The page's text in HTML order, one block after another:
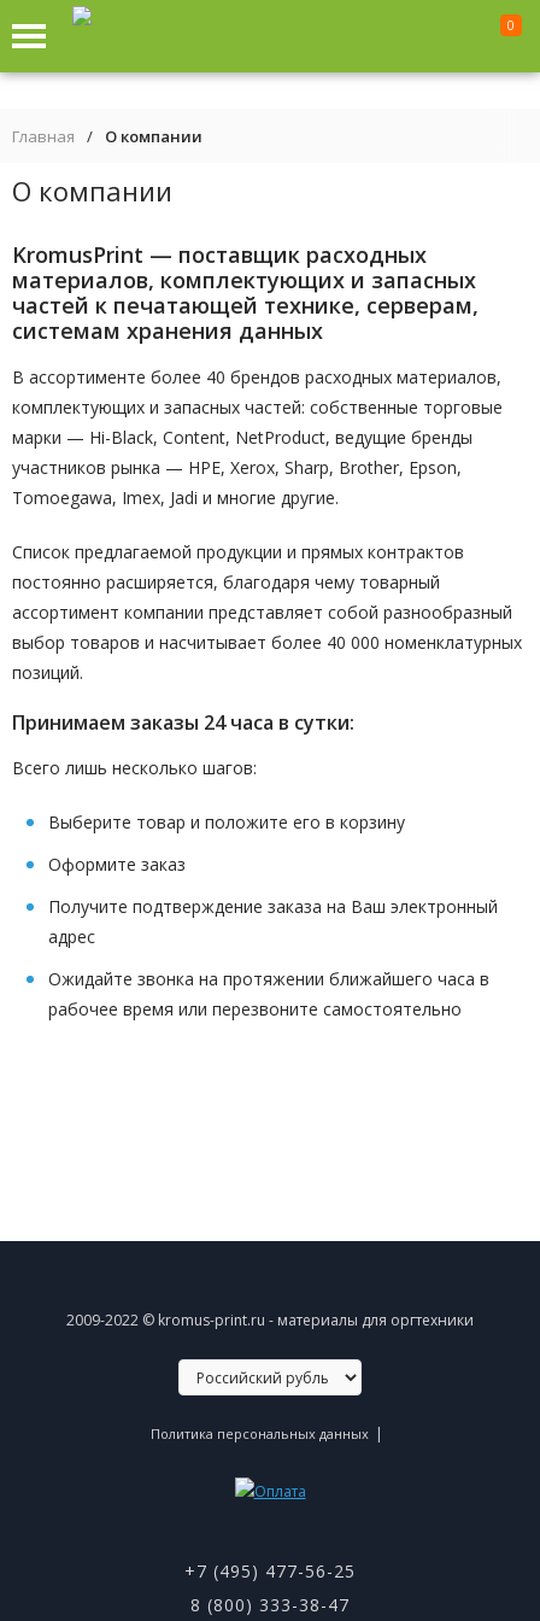
0
Главная / О компании
О компании
KromusPrint — поставщик расходных
материалов, комплектующих и запасных
частей к печатающей технике, серверам,
системам хранения данных
В ассортименте более 40 брендов расходных материалов,
комплектующих и запасных частей: собственные торговые
марки — Hi-Black, Content, NetProduct, ведущие бренды
участников рынка — HPE, Xerox, Sharp, Brother, Epson,
Tomoegawa, Imex, Jadi и многие другие.
Список предлагаемой продукции и прямых контрактов
постоянно расширяется, благодаря чему товарный
ассортимент компании представляет собой разнообразный
выбор товаров и насчитывает более 40 000 номенклатурных
позиций.
Принимаем заказы 24 часа в сутки:
Всего лишь несколько шагов:
Выберите товар и положите его в корзину
Оформите заказ
Получите подтверждение заказа на Ваш электронный
адрес
Ожидайте звонка на протяжении ближайшего часа в
рабочее время или перезвоните самостоятельно
2009-2022 © kromus-print.ru - материалы для оргтехники
Политика персональных данных |
+7 (495) 477-56-25
8 (800) 333-38-47